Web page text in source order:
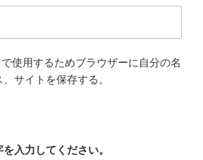
使用するためブラウザーに自分の名
サイトを保存する。
入力してください。